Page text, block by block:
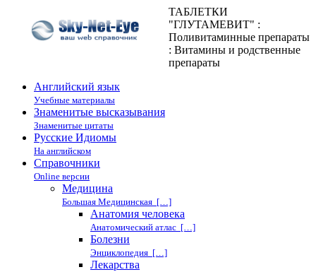
ТАБЛЕТКИ
"ГЛУТАМЕВИТ" :
Поливитаминные препараты
: Витамины и родственные
препараты
Английский язык
Учебные материалы
Знаменитые высказывания
Знаменитые цитаты
Русские Идиомы
На английском
Справочники
Online версии
Медицина
Большая Медицинская […]
Анатомия человека
Анатомический атлас […]
Болезни
Энциклопедия […]
Лекарства